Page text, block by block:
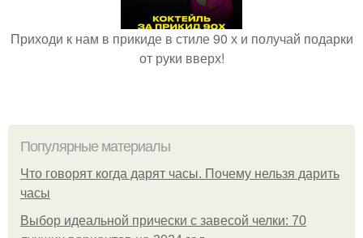
Приходи к нам в прикиде в стиле 90 х и получай подарки
от руки вверх!
Популярные материалы
Что говорят когда дарят часы. Почему нельзя дарить
часы
Выбор идеальной прически с завесой челки: 70